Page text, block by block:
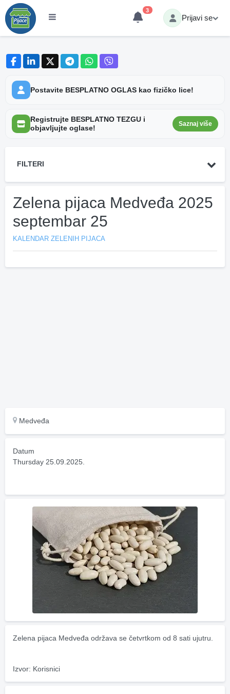
3
Prijavi se
Postavite BESPLATNO OGLAS kao fizičko lice!
Registrujte BESPLATNO TEZGU i
objavljujte oglase!
Saznaj više
FILTERI
Zelena pijaca Medveđa 2025
septembar 25
KALENDAR ZELENIH PIJACA
Medveđa
Datum
Thursday 25.09.2025.
Zelena pijaca Medveđa održava se četvrtkom od 8 sati ujutru.
Izvor: Korisnici